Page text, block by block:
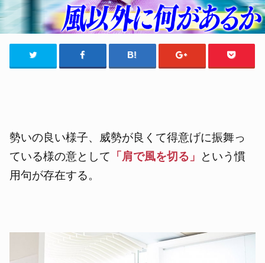
勢いの良い様子、威勢が良くて得意げに振舞っ
ている様の意として
「肩で風を切る」
という慣
用句が存在する。